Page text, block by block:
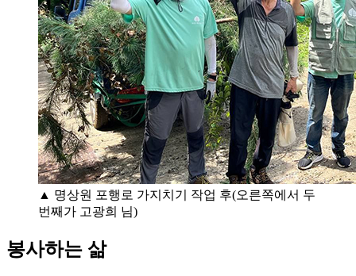
▲ 명상원 포행로 가지치기 작업 후(오른쪽에서 두
번째가 고광희 님)
봉사하는 삶